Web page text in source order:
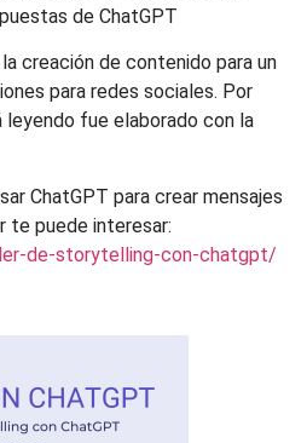
de ChatGPT
creación de contenido para un
para redes sociales. Por
fue elaborado con la
ChatGPT para crear mensajes
puede interesar:
de-storytelling-con-chatgpt/